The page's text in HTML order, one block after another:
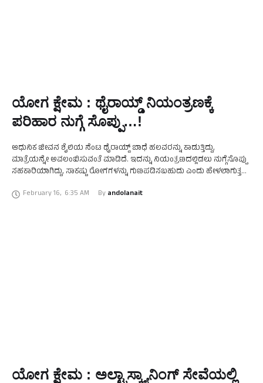
ಯೋಗ ಕ್ಷೇಮ : ಥೈರಾಯ್ಡ್ ನಿಯಂತ್ರಣಕ್ಕೆ
ಪರಿಹಾರ ನುಗ್ಗೆ ಸೊಪ್ಪು…!
ಆಧುನಿಕ ಜೀವನ ಶೈಲಿಯ ನೆಂಟ ಥೈರಾಯ್ಡ್ ಬಾಧೆ ಹಲವರನ್ನು ಕಾಡುತ್ತಿದ್ದು,
ಮಾತ್ರೆಯನ್ನೇ ಅವಲಂಬಿಸುವಂತೆ ಮಾಡಿದೆ. ಇದನ್ನು ನಿಯಂತ್ರಣದಲ್ಲಿಡಲು ನುಗ್ಗೆಸೊಪ್ಪು
ಸಹಕಾರಿಯಾಗಿದ್ದು, ಸಾಕಷ್ಟು ರೋಗಗಳನ್ನು ಗುಣಪಡಿಸಬಹುದು ಎಂದು ಹೇಳಲಾಗುತ್ತದೆ.
ಇದರ ಪ್ರಯೋಜನಗಳು …
February 16, 6:35 AM By andolanait
ಯೋಗ ಕ್ಷೇಮ : ಅಲ್ಟ್ರಾಸ್ಕ್ಯಾನಿಂಗ್ ಸೇವೆಯಲ್ಲಿ